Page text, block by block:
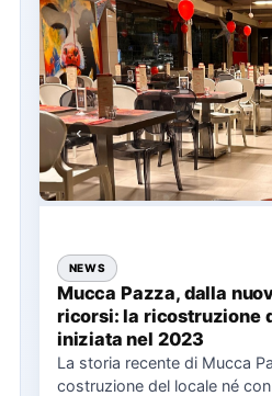
NEWS
Mucca Pazza, dalla
ricorsi: la ricostruzione
iniziata nel 2023
La storia recente di Mucca
costruzione del locale né